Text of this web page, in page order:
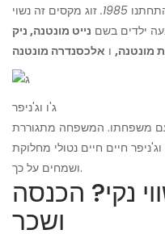
1985. זוג מקסים זה נשוי
נייט מונטנה, ניק
מונטנה, ו
ג'ו וג'ניפר
משפחתו. המשפחה מתגוררת
חיים חיים נטולי מחלוקת
ושמחים על כך.
נקי? הכנסה
ושכר